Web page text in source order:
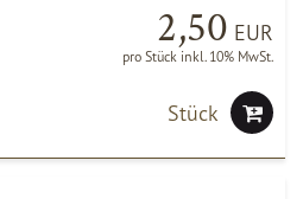
2,50 EUR
pro Stück inkl. 10% MwSt.
Stück